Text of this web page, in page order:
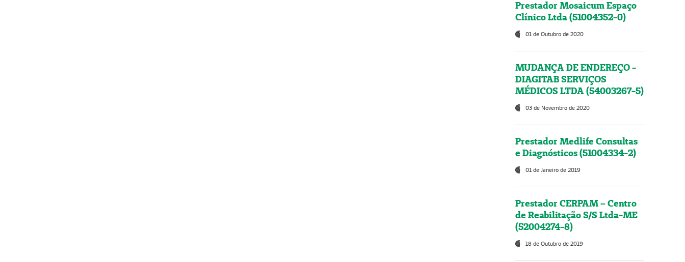
Prestador Mosaicum Espaço
Clínico Ltda (51004352-0)
01 de Outubro de 2020
MUDANÇA DE ENDEREÇO -
DIAGITAB SERVIÇOS
MÉDICOS LTDA (54003267-5)
03 de Novembro de 2020
Prestador Medlife Consultas
e Diagnósticos (51004334-2)
01 de Janeiro de 2019
Prestador CERPAM – Centro
de Reabilitação S/S Ltda-ME
(52004274-8)
18 de Outubro de 2019